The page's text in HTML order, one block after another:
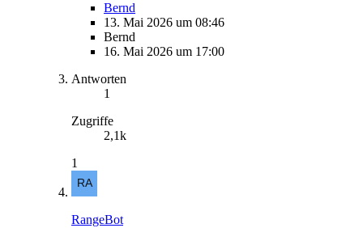
Bernd
13. Mai 2026 um 08:46
Bernd
16. Mai 2026 um 17:00
Antworten
1
Zugriffe
2,1k
1
RangeBot